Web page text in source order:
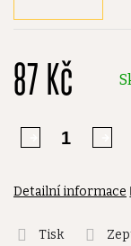
87 Kč
Detailní informace
Tisk